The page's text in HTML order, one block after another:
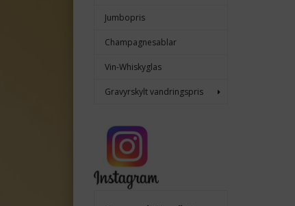
Jumbopris
Champagnesablar
Vin-Whiskyglas
Gravyrskylt vandringspris